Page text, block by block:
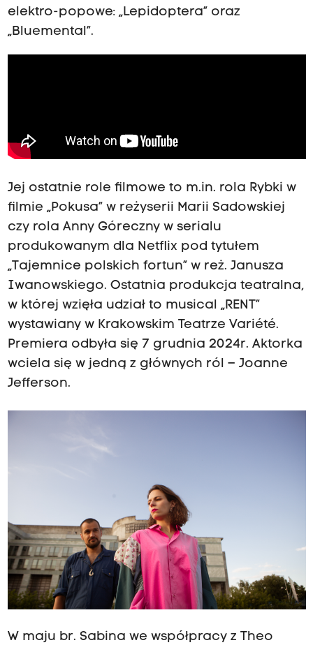
elektro-popowe: „Lepidoptera” oraz
„Bluemental”.
Jej ostatnie role filmowe to m.in. rola Rybki w
filmie „Pokusa” w reżyserii Marii Sadowskiej
czy rola Anny Góreczny w serialu
produkowanym dla Netflix pod tytułem
„Tajemnice polskich fortun” w reż. Janusza
Iwanowskiego. Ostatnia produkcja teatralna,
w której wzięła udział to musical „RENT”
wystawiany w Krakowskim Teatrze Variété.
Premiera odbyła się 7 grudnia 2024r. Aktorka
wciela się w jedną z głównych ról – Joanne
Jefferson.
W maju br. Sabina we współpracy z Theo